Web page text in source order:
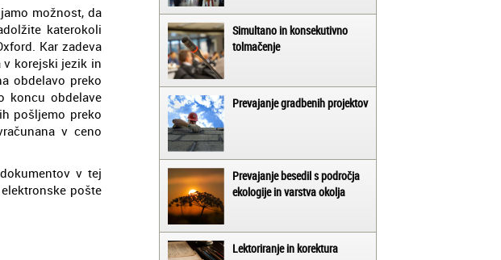
možnost, da
katerokoli
Kar zadeva
v korejski jezik in
obdelavo preko
koncu obdelave
pošljemo preko
v ceno
v tej
pošte
Simultano in konsekutivno
tolmačenje
Prevajanje gradbenih projektov
Prevajanje besedil s področja
ekologije in varstva okolja
Lektoriranje in korektura